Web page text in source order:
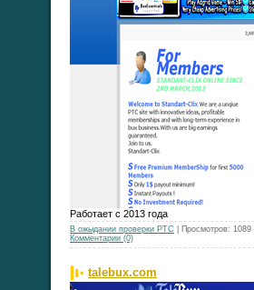
Работает с 2013 года
В ожыдании проверки РТС | Просмотров:
Комментарии (0)
talebux.com